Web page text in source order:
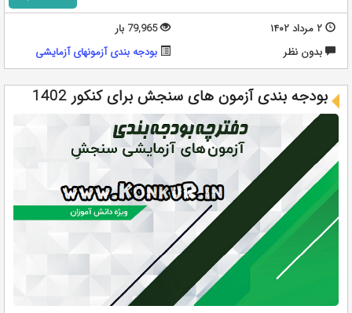
۲ مرداد ۱۴۰۲
79,965 بار
بدون نظر
بودجه بندی آزمونهای آزمایشی
بودجه بندی آزمون های سنجش برای کنکور 1402